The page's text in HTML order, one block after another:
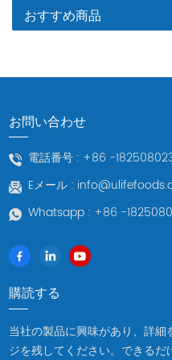
おすすめ商品
お問い合わせ
電話番号 : +86 -
Eメール :
Whatsapp : +86 -
購読する
当社の製品に興味があり、詳
ジを残してください。できるだ